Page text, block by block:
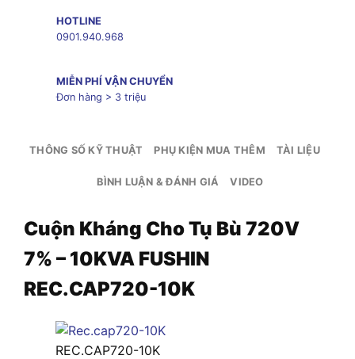
HOTLINE
0901.940.968
MIỄN PHÍ VẬN CHUYỂN
Đơn hàng > 3 triệu
THÔNG SỐ KỸ THUẬT PHỤ KIỆN MUA THÊM TÀI LIỆU
BÌNH LUẬN & ĐÁNH GIÁ VIDEO
Cuộn Kháng Cho Tụ Bù 720V
7% – 10KVA FUSHIN
REC.CAP720-10K
REC.CAP720-10K